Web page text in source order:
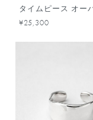
タイムピース オー
¥25,300